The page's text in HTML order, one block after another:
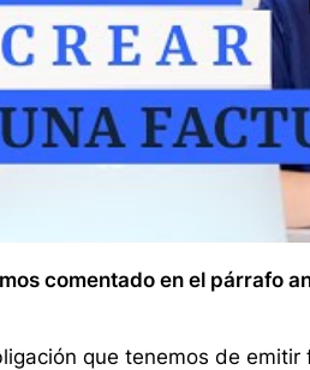
comentado en el párrafo
que tenemos de emitir